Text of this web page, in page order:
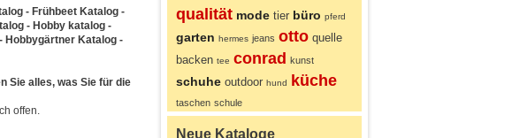
- Frühbeet Katalog -
- Hobby katalog -
Hobbygärtner Katalog -
Sie alles, was Sie für die
offen.
qualität mode tier büro pferd
garten hermes jeans otto quelle
backen tee conrad kunst
schuhe outdoor hund küche
taschen schule
Neue Kataloge